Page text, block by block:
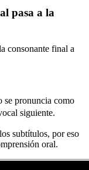
pasa a la
consonante final a
se pronuncia como
siguiente.
subtítulos, por eso
oral.